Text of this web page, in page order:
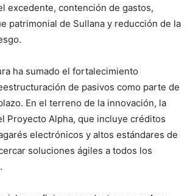
excedente, contención de gastos,
patrimonial de Sullana y reducción de la
ha sumado el fortalecimiento
de pasivos como parte de
En el terreno de la innovación, la
Proyecto Alpha, que incluye créditos
electrónicos y altos estándares de
soluciones ágiles a todos los